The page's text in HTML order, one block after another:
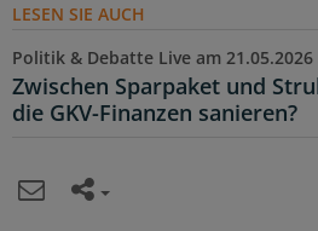
LESEN SIE AUCH
Politik & Debatte Live am 21.05.2026
Zwischen Sparpaket und
die GKV-Finanzen sanieren?